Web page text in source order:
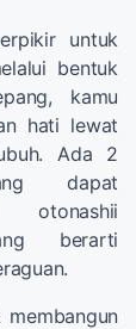
untuk
bentuk
kamu
hati lewat
Ada 2
dapat
berarti